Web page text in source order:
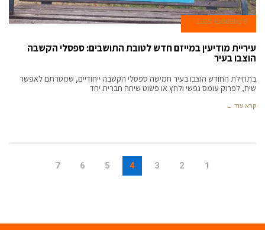
8 בספטמבר 2025
עיריית מודיעין במייזם חדש לטובת התושבים: ספסלי הקשבה
הוצבו בעיר
בתחילת החודש הוצבו בעיר חמישה ספסלי הקשבה ייחודיים, שמטרתם לאפשר
שיח, לפרוק עומס נפשי ולחץ או פשוט שיחה חברית יחד
קרא עוד ←
1
2
3
4
5
6
7